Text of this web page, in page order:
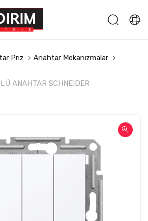
Priz
Anahtar Mekanizmalar
ANAHTAR SCHNEIDER